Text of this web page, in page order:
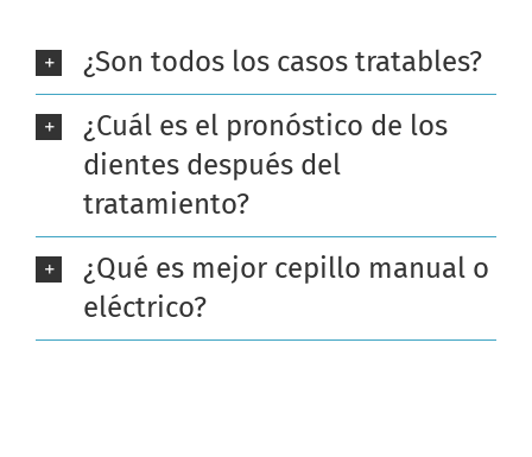
¿Son todos los casos tratables?
¿Cuál es el pronóstico de los
dientes después del
tratamiento?
¿Qué es mejor cepillo manual o
eléctrico?